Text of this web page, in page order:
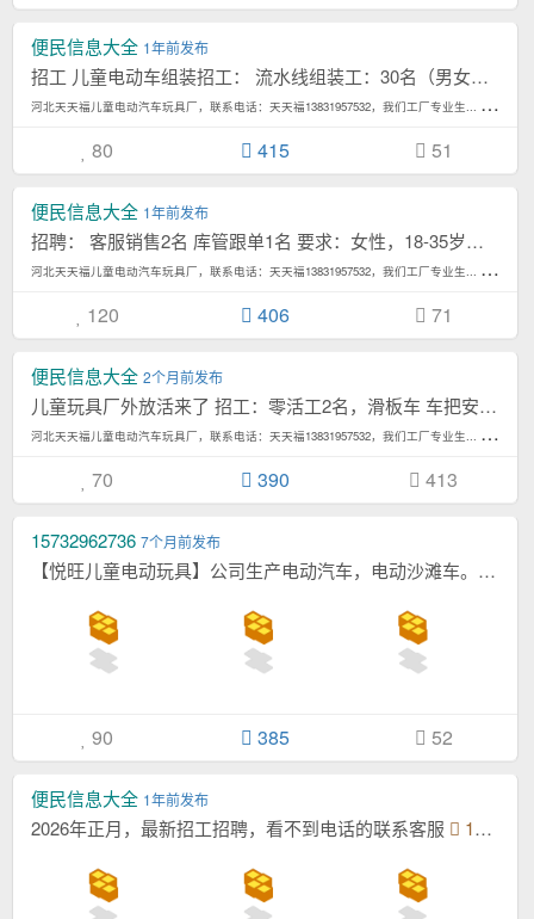
便民信息大全 1年前发布
招工 儿童电动车组装招工： 流水线组装工：30名（男女不限），工资计件，年龄；2...[详情]
河
北天天福儿童电动汽车玩具厂，联系电话：天天福13831957532，我们工厂专业生... 4,513次浏览/月
80
415 51
便民信息大全 1年前发布
招聘： 客服销售2名 库管跟单1名 要求：女性，18-35岁，熟练使用电脑，有...[详情]
河
北天天福儿童电动汽车玩具厂，联系电话：天天福13831957532，我们工厂专业生... 4,513次浏览/月
120
406 71
便民信息大全 2个月前发布
儿童玩具厂外放活来了 招工：零活工2名，滑板车 车把安装 ，简单易学！ 学会可以往...[详情]
河
北天天福儿童电动汽车玩具厂，联系电话：天天福13831957532，我们工厂专业生... 4,513次浏览/月
70
390 413
15732962736 7个月前发布
【悦旺儿童电动玩具】公司生产电动汽车，电动沙滩车。以优越的品质和贴心高效率的售后受到...[详情]
90 385 52
便民信息大全 1年前发布
2026年正月，最新招工招聘，看不到电话的联系客服 12图